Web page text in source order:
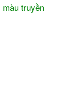
màu truyền